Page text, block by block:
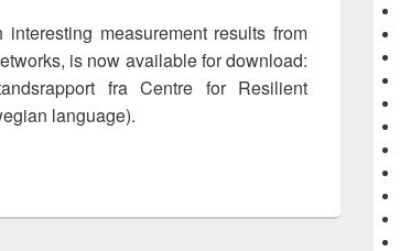
measurement results from
is now available for download:
fra Centre for Resilient
language).